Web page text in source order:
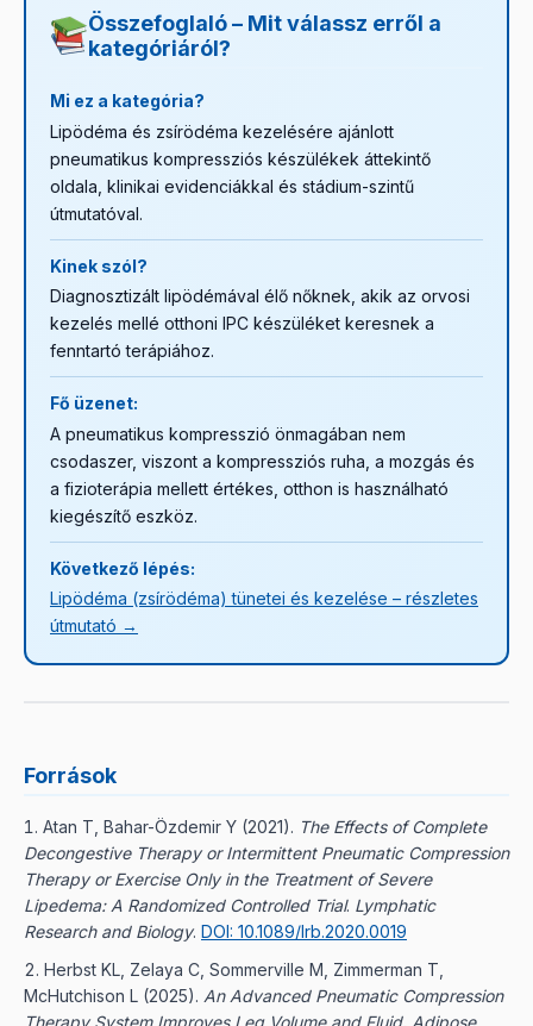
stádiumban vagy intenzív protokollnál előnyös lehet.
Nyirokmasszázs kiegészítők
útmutatót ad.
Összefoglaló – Mit válassz erről a
kategóriáról?
Mi ez a kategória?
Lipödéma és zsírödéma kezelésére ajánlott
pneumatikus kompressziós készülékek áttekintő
oldala, klinikai evidenciákkal és stádium-szintű
útmutatóval.
Kinek szól?
Diagnosztizált lipödémával élő nőknek, akik az orvosi
kezelés mellé otthoni IPC készüléket keresnek a
fenntartó terápiához.
Fő üzenet:
A pneumatikus kompresszió önmagában nem
csodaszer, viszont a kompressziós ruha, a mozgás és
a fizioterápia mellett értékes, otthon is használható
kiegészítő eszköz.
Következő lépés:
Lipödéma (zsírödéma) tünetei és kezelése – részletes
útmutató →
Források
Atan T, Bahar-Özdemir Y (2021). The Effects of Complete
Decongestive Therapy or Intermittent Pneumatic Compression
Therapy or Exercise Only in the Treatment of Severe
Lipedema: A Randomized Controlled Trial. Lymphatic
Research and Biology. DOI: 10.1089/lrb.2020.0019
Herbst KL, Zelaya C, Sommerville M, Zimmerman T,
McHutchison L (2025). An Advanced Pneumatic Compression
Therapy System Improves Leg Volume and Fluid, Adipose